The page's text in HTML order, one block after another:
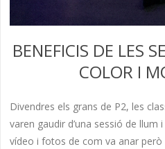
BENEFICIS DE LES
COLOR I
Divendres els grans de P2, les
varen gaudir d’una sessió de
vídeo i fotos de com va anar però